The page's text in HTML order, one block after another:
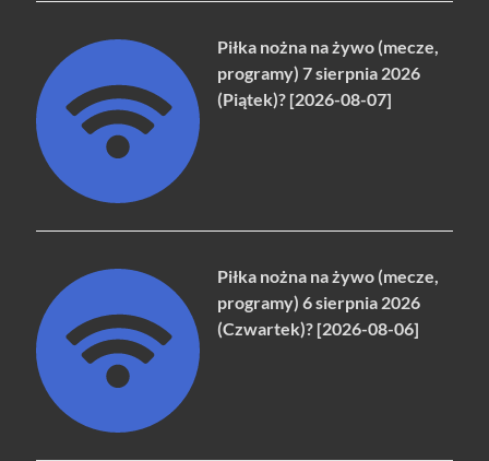
Piłka nożna na żywo (mecze,
programy) 7 sierpnia 2026
(Piątek)? [2026-08-07]
Piłka nożna na żywo (mecze,
programy) 6 sierpnia 2026
(Czwartek)? [2026-08-06]